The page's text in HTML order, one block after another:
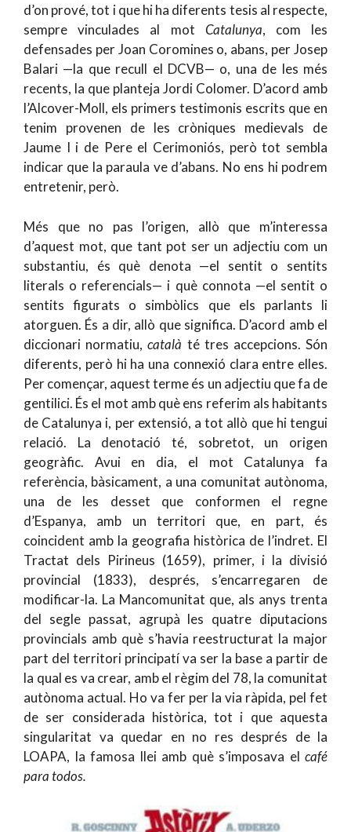
d’on prové, tot i que hi ha diferents tesis al respecte,
sempre vinculades al mot Catalunya, com les
defensades per Joan Coromines o, abans, per Josep
Balari —la que recull el DCVB— o, una de les més
recents, la que planteja Jordi Colomer. D’acord amb
l’Alcover-Moll, els primers testimonis escrits que en
tenim provenen de les cròniques medievals de
Jaume I i de Pere el Cerimoniós, però tot sembla
indicar que la paraula ve d’abans. No ens hi podrem
entretenir, però.
Més que no pas l’origen, allò que m’interessa
d’aquest mot, que tant pot ser un adjectiu com un
substantiu, és què denota —el sentit o sentits
literals o referencials— i què connota —el sentit o
sentits figurats o simbòlics que els parlants li
atorguen. És a dir, allò que significa. D’acord amb el
diccionari normatiu,català té tres accepcions. Són
diferents, però hi ha una connexió clara entre elles.
Per començar, aquest terme és un adjectiu que fa de
gentilici. És el mot amb què ens referim als habitants
de Catalunya i, per extensió, a tot allò que hi tengui
relació. La denotació té, sobretot, un origen
geogràfic. Avui en dia, el mot Catalunya fa
referència, bàsicament, a una comunitat autònoma,
una de les desset que conformen el regne
d’Espanya, amb un territori que, en part, és
coincident amb la geografia històrica de l’indret. El
Tractat dels Pirineus (1659), primer, i la divisió
provincial (1833), després, s’encarregaren de
modificar-la. La Mancomunitat que, als anys trenta
del segle passat, agrupà les quatre diputacions
provincials amb què s’havia reestructurat la major
part del territori principatí va ser la base a partir de
la qual es va crear, amb el règim del 78, la comunitat
autònoma actual. Ho va fer per la via ràpida, pel fet
de ser considerada històrica, tot i que aquesta
singularitat va quedar en no res després de la
LOAPA, la famosa llei amb què s’imposava el café
para todos.